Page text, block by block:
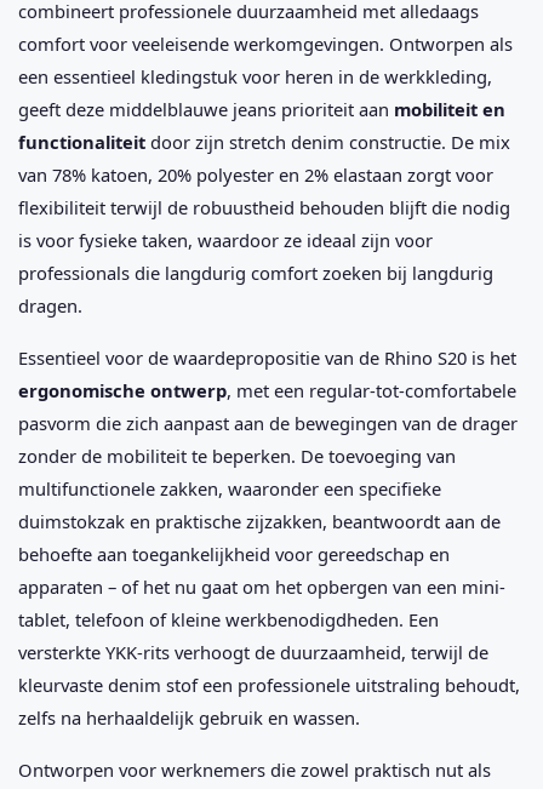
combineert professionele duurzaamheid met alledaags
comfort voor veeleisende werkomgevingen. Ontworpen als
een essentieel kledingstuk voor heren in de werkkleding,
geeft deze middelblauwe jeans prioriteit aan mobiliteit en
functionaliteit door zijn stretch denim constructie. De mix
van 78% katoen, 20% polyester en 2% elastaan zorgt voor
flexibiliteit terwijl de robuustheid behouden blijft die nodig
is voor fysieke taken, waardoor ze ideaal zijn voor
professionals die langdurig comfort zoeken bij langdurig
dragen.
Essentieel voor de waardepropositie van de Rhino S20 is het
ergonomische ontwerp, met een regular-tot-comfortabele
pasvorm die zich aanpast aan de bewegingen van de drager
zonder de mobiliteit te beperken. De toevoeging van
multifunctionele zakken, waaronder een specifieke
duimstokzak en praktische zijzakken, beantwoordt aan de
behoefte aan toegankelijkheid voor gereedschap en
apparaten – of het nu gaat om het opbergen van een mini-
tablet, telefoon of kleine werkbenodigdheden. Een
versterkte YKK-rits verhoogt de duurzaamheid, terwijl de
kleurvaste denim stof een professionele uitstraling behoudt,
zelfs na herhaaldelijk gebruik en wassen.
Ontworpen voor werknemers die zowel praktisch nut als